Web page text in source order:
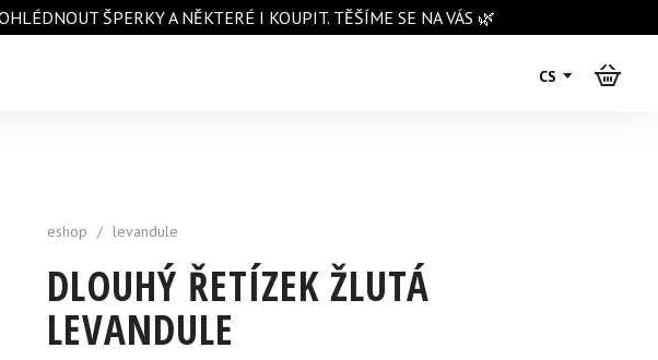
ŠPERKY A NĚKTERÉ I KOUPIT. TĚŠÍME SE NA VÁS 🌿
CS
eshop / levandule
DLOUHÝ ŘETÍZEK ŽLUTÁ
LEVANDULE